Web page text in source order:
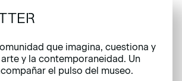
que imagina, cuestiona y
y la contemporaneidad. Un
el pulso del museo.